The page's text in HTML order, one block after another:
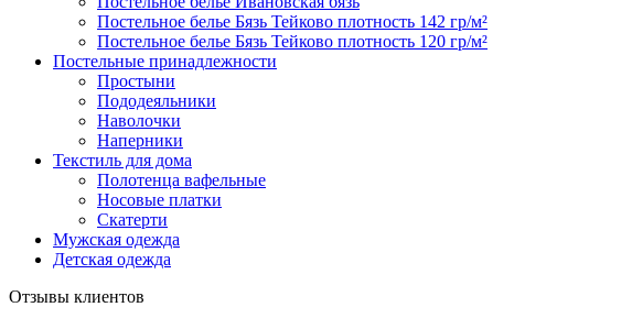
Постельное белье Бязь Тейково плотность 142 гр/м²
Постельное белье Бязь Тейково плотность 120 гр/м²
Постельные принадлежности
Простыни
Пододеяльники
Наволочки
Наперники
Текстиль для дома
Полотенца вафельные
Носовые платки
Скатерти
Мужская одежда
Детская одежда
Отзывы клиентов